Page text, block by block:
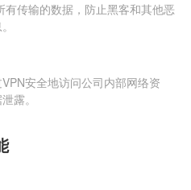
有传输的数据，防止黑客和其他恶
安全地访问公司内部网络资
露。